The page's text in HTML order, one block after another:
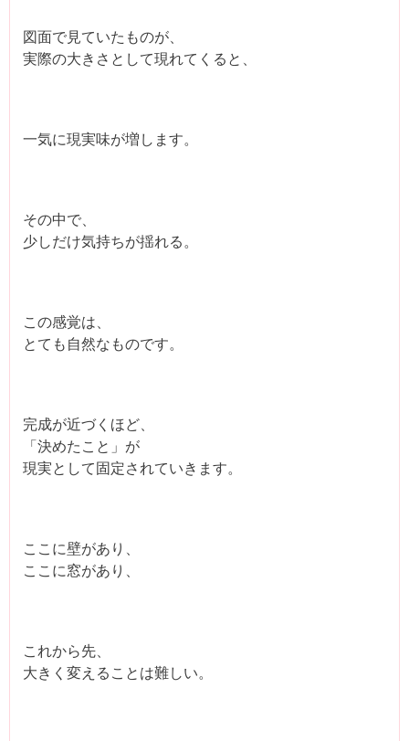
図面で見ていたものが、
実際の大きさとして現れてくると、
一気に現実味が増します。
その中で、
少しだけ気持ちが揺れる。
この感覚は、
とても自然なものです。
完成が近づくほど、
「決めたこと」が
現実として固定されていきます。
ここに壁があり、
ここに窓があり、
これから先、
大きく変えることは難しい。